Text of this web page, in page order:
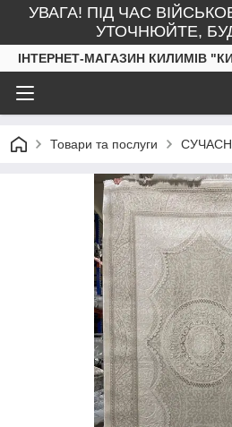
УВАГА! ПІД ЧАС
УТОЧНЮЙТЕ,
ІНТЕРНЕТ-МАГАЗИН КИЛИМІВ
Товари та послуги